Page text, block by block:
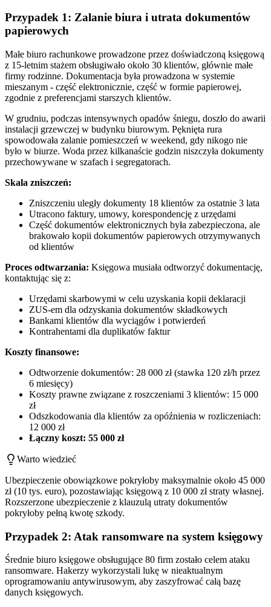
Przypadek 1: Zalanie biura i utrata dokumentów
papierowych
Małe biuro rachunkowe prowadzone przez doświadczoną księgową
z 15-letnim stażem obsługiwało około 30 klientów, głównie małe
firmy rodzinne. Dokumentacja była prowadzona w systemie
mieszanym - część elektronicznie, część w formie papierowej,
zgodnie z preferencjami starszych klientów.
W grudniu, podczas intensywnych opadów śniegu, doszło do awarii
instalacji grzewczej w budynku biurowym. Pęknięta rura
spowodowała zalanie pomieszczeń w weekend, gdy nikogo nie
było w biurze. Woda przez kilkanaście godzin niszczyła dokumenty
przechowywane w szafach i segregatorach.
Skala zniszczeń:
Zniszczeniu uległy dokumenty 18 klientów za ostatnie 3 lata
Utracono faktury, umowy, korespondencję z urzędami
Część dokumentów elektronicznych była zabezpieczona, ale
brakowało kopii dokumentów papierowych otrzymywanych
od klientów
Proces odtwarzania: Księgowa musiała odtworzyć dokumentację,
kontaktując się z:
Urzędami skarbowymi w celu uzyskania kopii deklaracji
ZUS-em dla odzyskania dokumentów składkowych
Bankami klientów dla wyciągów i potwierdeń
Kontrahentami dla duplikatów faktur
Koszty finansowe:
Odtworzenie dokumentów: 28 000 zł (stawka 120 zł/h przez
6 miesięcy)
Koszty prawne związane z roszczeniami 3 klientów: 15 000
zł
Odszkodowania dla klientów za opóźnienia w rozliczeniach:
12 000 zł
Łączny koszt: 55 000 zł
Warto wiedzieć
Ubezpieczenie obowiązkowe pokryłoby maksymalnie około 45 000
zł (10 tys. euro), pozostawiając księgową z 10 000 zł straty własnej.
Rozszerzone ubezpieczenie z klauzulą utraty dokumentów
pokryłoby pełną kwotę szkody.
Przypadek 2: Atak ransomware na system księgowy
Średnie biuro księgowe obsługujące 80 firm zostało celem ataku
ransomware. Hakerzy wykorzystali lukę w nieaktualnym
oprogramowaniu antywirusowym, aby zaszyfrować całą bazę
danych księgowych.